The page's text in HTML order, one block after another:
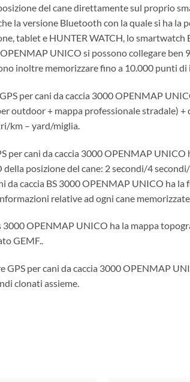
del cane direttamente sul proprio
la versione Bluetooth con la quale si ha
tablet e HUNTER WATCH, lo smartwatch
UNICO si possono collegare
inoltre memorizzare fino a 10.000 punti
per cani da caccia 3000 OPENMAP
outdoor + mappa professionale stradale)
km – yard/miglia.
per cani da caccia 3000 OPENMAP
della posizione del cane: 2 secondi/4
da caccia BS 3000 OPENMAP UNICO ha
relative ad ogni cane
3000 OPENMAP UNICO ha la mappa
GEMF..
GPS per cani da caccia 3000 OPENMAP
clonati assieme.